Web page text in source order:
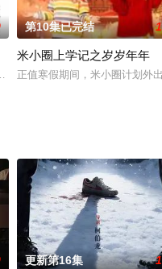
丰城，带着一个私人的、沉重
到揭开真相，互为刀刃联手复仇
星娱传媒和银禾影视联合承制
第10集已完结
米小圈上学记之岁岁年年
正值寒假期间，米小圈计划外
更新第16集